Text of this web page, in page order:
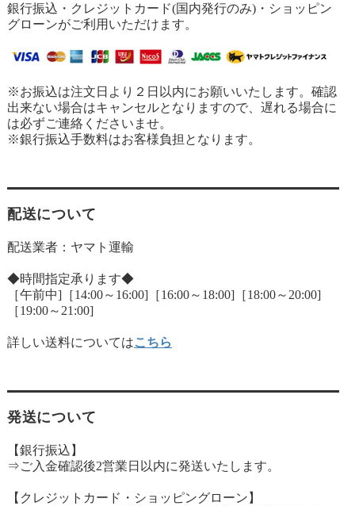
銀行振込・クレジットカード(国内発行のみ)・ショッピン
グローンがご利用いただけます。
※お振込は注文日より２日以内にお願いいたします。確認
出来ない場合はキャンセルとなりますので、遅れる場合に
は必ずご連絡くださいませ。
※銀行振込手数料はお客様負担となります。
配送について
配送業者：ヤマト運輸
◆時間指定承ります◆
［午前中]［14:00～16:00]［16:00～18:00]［18:00～20:00]
［19:00～21:00]
詳しい送料についてはこちら
発送について
【銀行振込】
⇒ご入金確認後2営業日以内に発送いたします。
【クレジットカード・ショッピングローン】